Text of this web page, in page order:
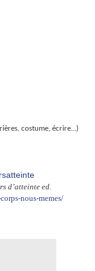
costume, écrire...)
d’atteinte ed.
nous-memes/